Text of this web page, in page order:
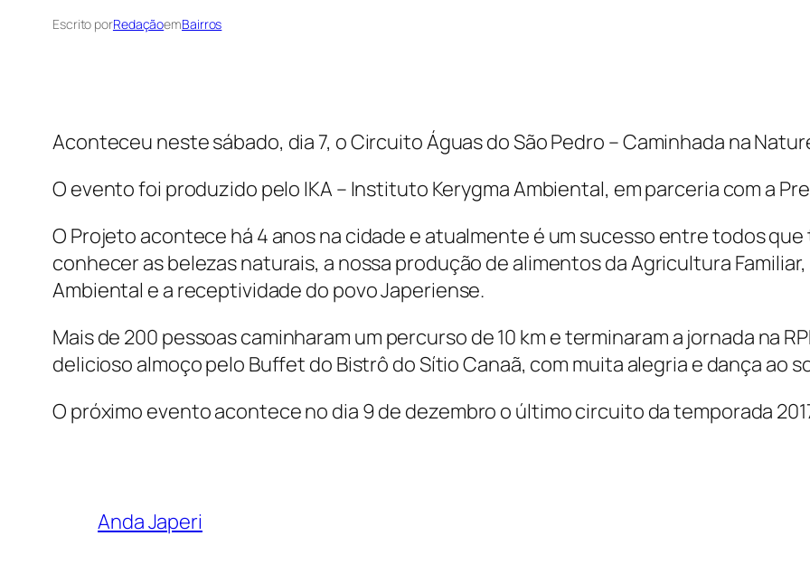
Escrito porRedaçãoemBairros
Aconteceu neste sábado, dia 7, o Circuito Águas do São Pedro – Caminhada na
O evento foi produzido pelo IKA – Instituto Kerygma Ambiental, em parceria com a
O Projeto acontece há 4 anos na cidade e atualmente é um sucesso entre todos
conhecer as belezas naturais, a nossa produção de alimentos da Agricultura
Ambiental e a receptividade do povo Japeriense.
Mais de 200 pessoas caminharam um percurso de 10 km e terminaram a jornada na
delicioso almoço pelo Buffet do Bistrô do Sítio Canaã, com muita alegria e dança ao
O próximo evento acontece no dia 9 de dezembro o último circuito da temporada
Anda Japeri